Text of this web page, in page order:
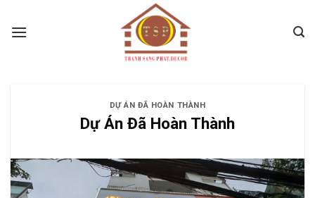
DỰ ÁN ĐÃ HOÀN THÀNH
Dự Án Đã Hoàn Thành